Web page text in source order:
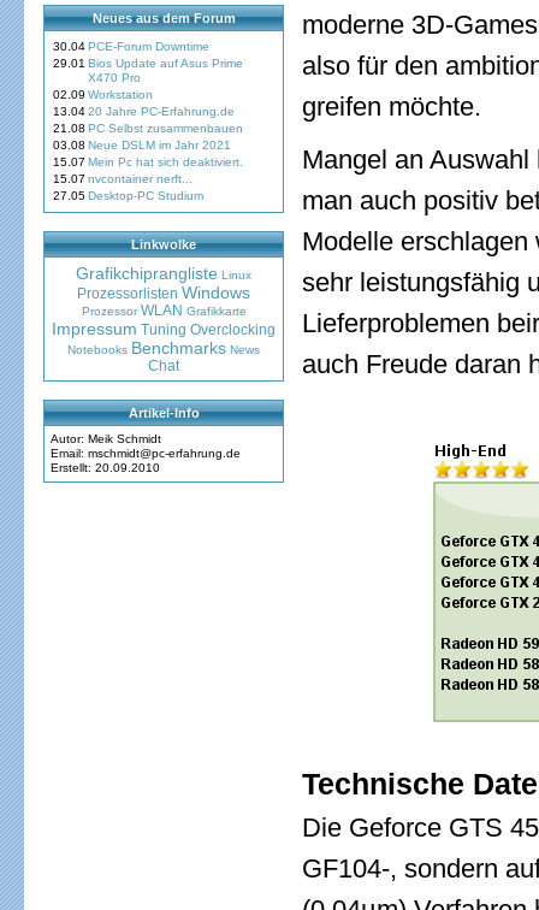
Neues aus dem Forum
30.04PCE-Forum Downtime
29.01 Bios Update auf Asus Prime
X470 Pro
02.09 Workstation
13.0420 Jahre PC-Erfahrung.de
21.08 PC Selbst zusammenbauen
03.08 Neue DSLM im Jahr 2021
15.07 Mein Pc hat sich deaktiviert.
15.07 nvcontainer nerft...
27.05Desktop-PC Studium
Linkwolke
Grafikchiprangliste Linux
Prozessorlisten Windows
Prozessor WLAN Grafikkarte
Impressum Tuning Overclocking
Notebooks Benchmarks News
Chat
Artikel-Info
Autor: Meik Schmidt
Email: mschmidt@pc-erfahrung.de
Erstellt: 20.09.2010
moderne 3D-
also für den
greifen möchte.
Mangel an
man auch positiv
Modelle
sehr leistungsfähig
Lieferproblemen
auch Freude daran
Technische
Die Geforce GTS
GF104-, sondern